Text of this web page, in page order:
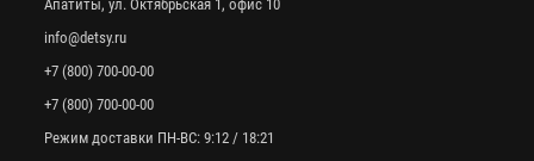
Апатиты, ул. Октябрьская 1, офис 10
info@detsy.ru
+7 (800) 700-00-00
+7 (800) 700-00-00
Режим доставки ПН-ВС: 9:12 / 18:21